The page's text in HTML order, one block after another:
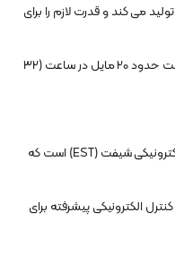
فوت گشتاور تولید می کند و قدرت لازم را برای
– **سرعت:** بلدوزر می تواند به حداکثر سرعت حدود 20 مایل در ساعت (32
– ** انتقال: ** دارای یک گیربکس پیشرفته الکترونیکی شیفت (EST) است که
الکترونیکی پیشرفته برای